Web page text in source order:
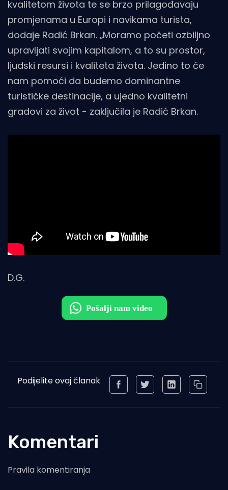
kvalitetom života te se brzo prilagođavaju
promjenama u Europi i navikama turista,
dodaje Radić Brkan. „Moramo početi ozbiljno
upravljati svojim kapitalom, a to su prostor,
ljudski resursi i kvaliteta života. Jedino to će
nam pomoći da budemo dominantne
turističke destinacije, a ujedno kvalitetni
gradovi za život - zaključila je Radić Brkan.
D.G.
Podijelite ovaj članak
Komentari
Pravila komentiranja